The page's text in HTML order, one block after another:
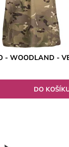
- WOODLAND -